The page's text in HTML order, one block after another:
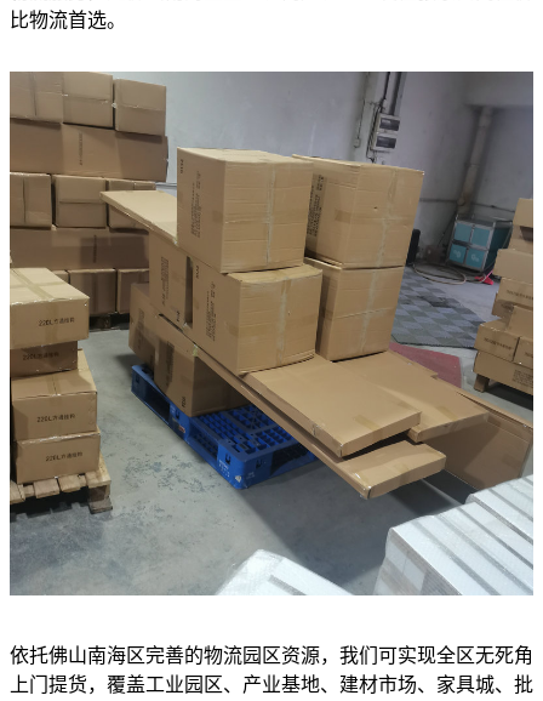
比物流首选。
依托佛山南海区完善的物流园区资源，我们可实现全区无死角
上门提货，覆盖工业园区、产业基地、建材市场、家具城、批